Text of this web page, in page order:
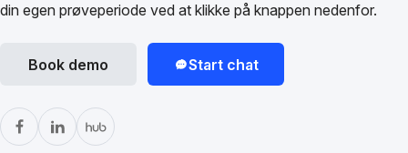
din egen prøveperiode ved at klikke på knappen nedenfor.
Book demo Start chat